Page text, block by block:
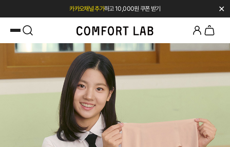
첫 구매 시 베스트셀러 50% 즉시 할인 ✕